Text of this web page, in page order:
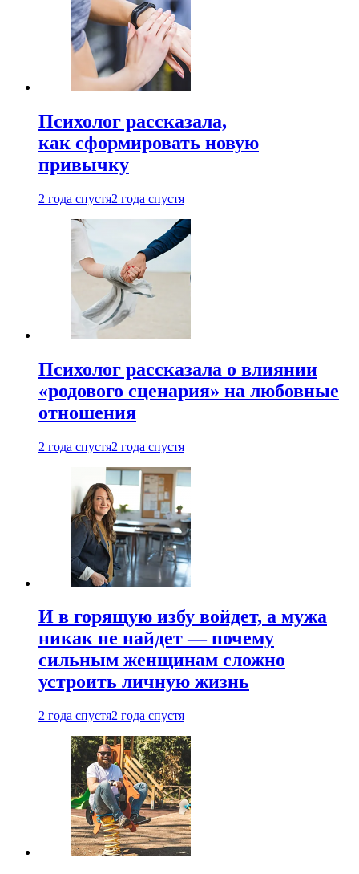
Психолог рассказала,
как сформировать новую
привычку
2 года спустя2 года спустя
Психолог рассказала о влиянии
«родового сценария» на любовные
отношения
2 года спустя2 года спустя
И в горящую избу войдет, а мужа
никак не найдет — почему
сильным женщинам сложно
устроить личную жизнь
2 года спустя2 года спустя